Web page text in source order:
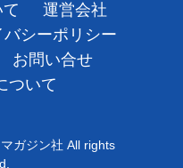
運営会社
バシーポリシー
お問い合せ
ついて
ガジン社 All rights